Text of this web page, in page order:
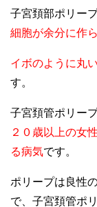
子宮頚部ポリープ
細胞が余分に作
イボのように丸
す。
子宮頚管ポリー
２０歳以上の女
る病気です。
ポリープは良性
で、子宮頚管ポ